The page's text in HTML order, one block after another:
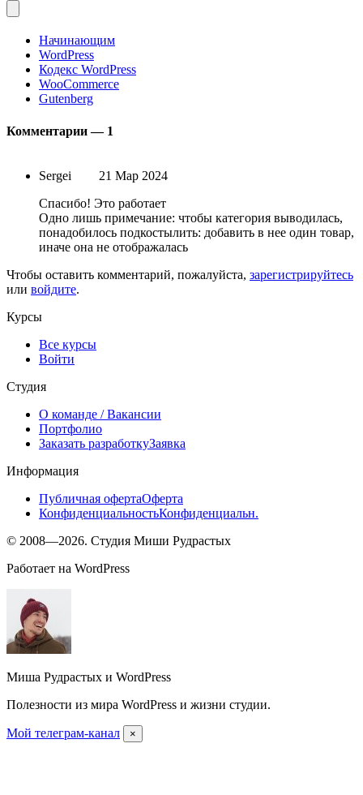
Начинающим
WordPress
Кодекс WordPress
WooCommerce
Gutenberg
Комментарии — 1
Sergei
21 Мар 2024
Спасибо! Это работает
Одно лишь примечание: чтобы категория выводилась,
понадобилось подкостылить: добавить в нее один товар,
иначе она не отображалась
Чтобы оставить комментарий, пожалуйста, зарегистрируйтесь
или войдите.
Курсы
Все курсы
Войти
Студия
О команде / Вакансии
Портфолио
Заказать разработкуЗаявка
Информация
Публичная офертаОферта
КонфиденциальностьКонфиденциальн.
© 2008—2026. Студия Миши Рудрастых
Работает на WordPress
Миша Рудрастых и WordPress
Полезности из мира WordPress и жизни студии.
Мой телеграм-канал ×